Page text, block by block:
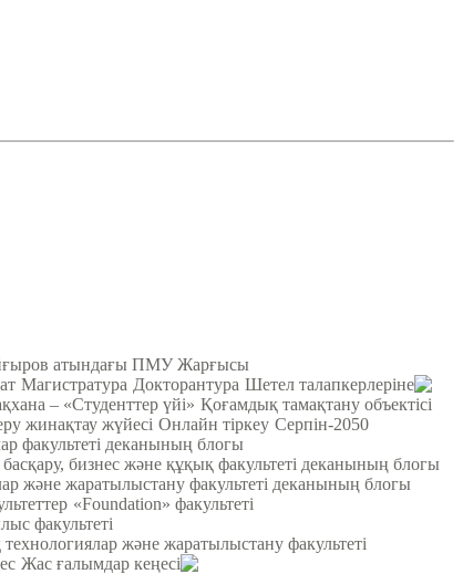
атындағы ПМУ Жарғысы
Магистратура Докторантура Шетел талапкерлеріне
– «Студенттер үйі» Қоғамдық тамақтану объектісі
жинақтау жүйесі Онлайн тіркеу Серпін-2050
факультеті деканының блогы
бизнес және құқық факультеті деканының блогы
және жаратылыстану факультеті деканының блогы
«Foundation» факультеті
факультеті
және жаратылыстану факультеті
Жас ғалымдар кеңесі